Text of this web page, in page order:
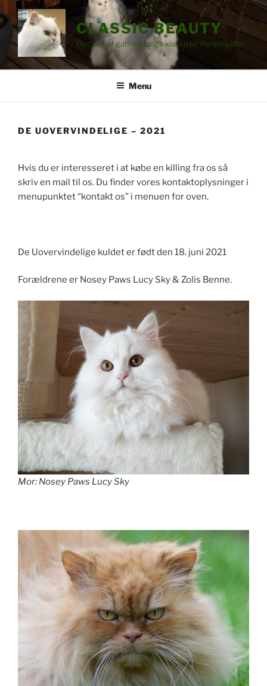
Videre
til
indhold
CLASSIC BEAUTY
Opdræt af gammeldags klassiske Perserkatte
Menu
DE UOVERVINDELIGE – 2021
Hvis du er interesseret i at købe en killing fra os så
skriv en mail til os. Du finder vores kontaktoplysninger i
menupunktet “kontakt os” i menuen for oven.
De Uovervindelige kuldet er født den 18. juni 2021
Forældrene er Nosey Paws Lucy Sky & Zolis Benne.
Mor: Nosey Paws Lucy Sky